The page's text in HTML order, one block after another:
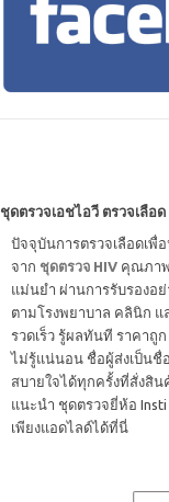
ชุดตรวจเอชไอวี ตรวจเลือ
ปัจจุบันการตรวจเลือดเพื่
จาก ชุดตรวจ HIV คุณภาพ
แม่นยำ ผ่านการรับรองอ
ตามโรงพยาบาล คลินิก
รวดเร็ว รู้ผลทันที ราคา
ไม่รู้แน่นอน ชื่อผู้ส่งเป็น
สบายใจได้ทุกครั้งที่สั่งสิ
แนะนำ ชุดตรวจยี่ห้อ
เพียงแอดไลด์ได้ที่นี่